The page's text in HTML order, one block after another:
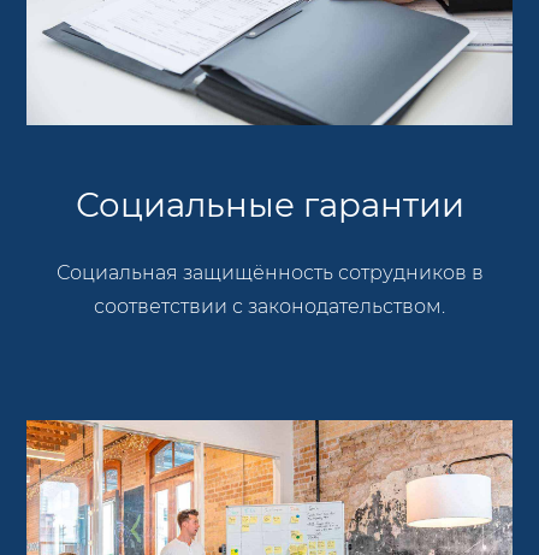
Социальные гарантии
Социальная защищённость сотрудников в
соответствии с законодательством.